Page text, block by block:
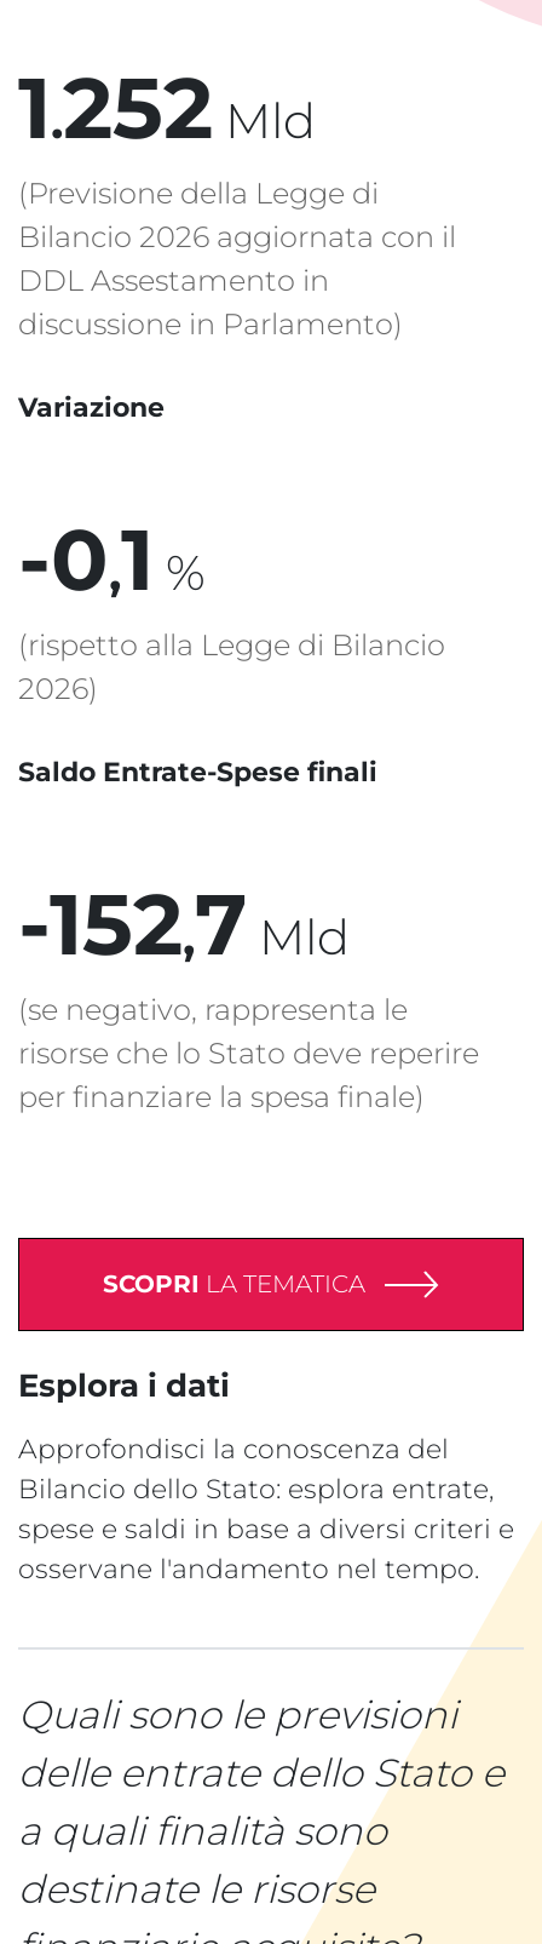
1.252 Mld
(Previsione della Legge di
Bilancio 2026 aggiornata con il
DDL Assestamento in
discussione in Parlamento)
Variazione
-0,1 %
(rispetto alla Legge di Bilancio
2026)
Saldo Entrate-Spese finali
-152,7 Mld
(se negativo, rappresenta le
risorse che lo Stato deve reperire
per finanziare la spesa finale)
SCOPRI LA TEMATICA
Esplora i dati
Approfondisci la conoscenza del
Bilancio dello Stato: esplora entrate,
spese e saldi in base a diversi criteri e
osservane l'andamento nel tempo.
Quali sono le previsioni
delle entrate dello Stato e
a quali finalità sono
destinate le risorse